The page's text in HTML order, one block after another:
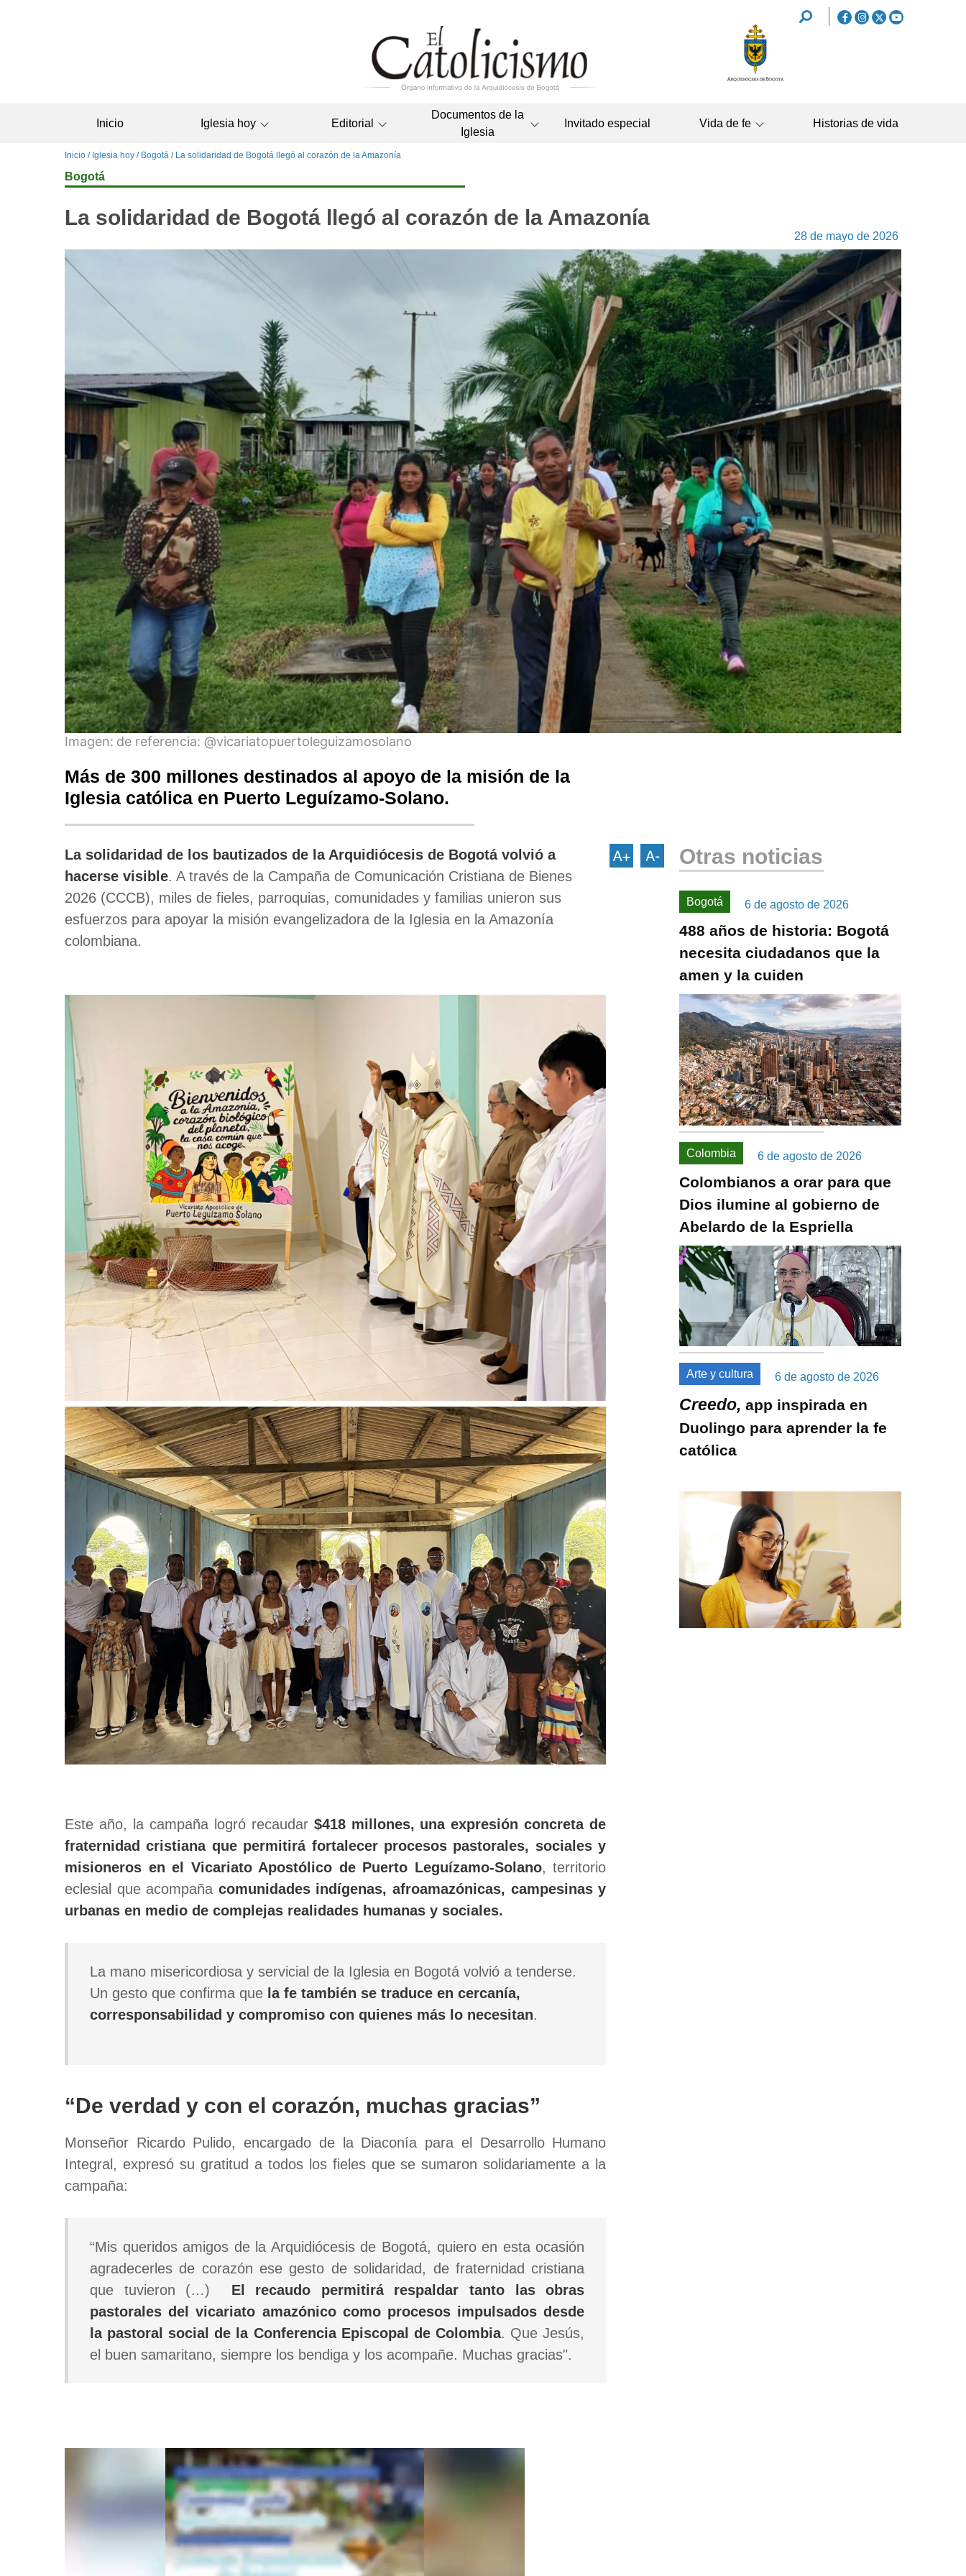
REDES
SOCIALES
Inicio Iglesia hoy Editorial
Documentos de la
Iglesia
Invitado especial Vida de fe Historias de vida
Sobrescribir
enlaces
de
a
navegación
Inicio Iglesia hoy Bogotá La solidaridad de Bogotá llegó al corazón de la Amazonía
Bogotá
La solidaridad de Bogotá llegó al corazón de la Amazonía
28 de mayo de 2026
Imagen: de referencia: @vicariatopuertoleguizamosolano
Más de 300 millones destinados al apoyo de la misión de la
Iglesia católica en Puerto Leguízamo-Solano.
La solidaridad de los bautizados de la Arquidiócesis de Bogotá volvió a
hacerse visible. A través de la Campaña de Comunicación Cristiana de Bienes
2026 (CCCB), miles de fieles, parroquias, comunidades y familias unieron sus
esfuerzos para apoyar la misión evangelizadora de la Iglesia en la Amazonía
colombiana.
Image
Image
Este año, la campaña logró recaudar $418 millones, una expresión concreta de
fraternidad cristiana que permitirá fortalecer procesos pastorales, sociales y
misioneros en el Vicariato Apostólico de Puerto Leguízamo-Solano, territorio
eclesial que acompaña comunidades indígenas, afroamazónicas, campesinas y
urbanas en medio de complejas realidades humanas y sociales.
La mano misericordiosa y servicial de la Iglesia en Bogotá volvió a tenderse.
Un gesto que confirma que la fe también se traduce en cercanía,
corresponsabilidad y compromiso con quienes más lo necesitan.
“De verdad y con el corazón, muchas gracias”
Monseñor Ricardo Pulido, encargado de la Diaconía para el Desarrollo Humano
Integral, expresó su gratitud a todos los fieles que se sumaron solidariamente a la
campaña:
“Mis queridos amigos de la Arquidiócesis de Bogotá, quiero en esta ocasión
agradecerles de corazón ese gesto de solidaridad, de fraternidad cristiana
que tuvieron (…) El recaudo permitirá respaldar tanto las obras
pastorales del vicariato amazónico como procesos impulsados desde
la pastoral social de la Conferencia Episcopal de Colombia. Que Jesús,
el buen samaritano, siempre los bendiga y los acompañe. Muchas gracias".
Otras noticias
Bogotá 6 de agosto de 2026
488 años de historia: Bogotá
necesita ciudadanos que la
amen y la cuiden
Colombia 6 de agosto de 2026
Colombianos a orar para que
Dios ilumine al gobierno de
Abelardo de la Espriella
Arte y cultura 6 de agosto de 2026
Creedo, app inspirada en
Duolingo para aprender la fe
católica